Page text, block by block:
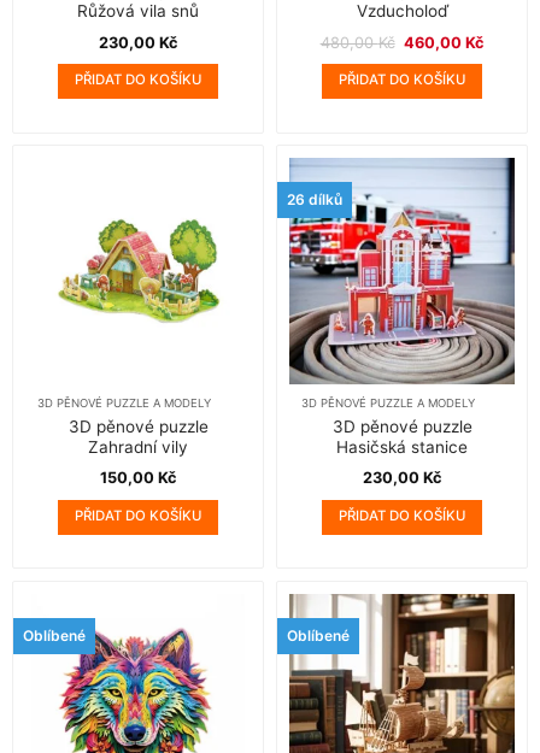
Růžová vila snů
230,00 Kč
PŘIDAT DO KOŠÍKU
Vzducholoď
480,00Kč Původní
cena
byla:
480,00 Kč.
460,00KčAktuální
PŘIDAT DO KOŠÍKU
3D PĚNOVÉ PUZZLE A MODELY
3D pěnové puzzle
Zahradní vily
150,00 Kč
PŘIDAT DO KOŠÍKU
26 dílků
3D PĚNOVÉ PUZZLE A MODELY
3D pěnové puzzle
Hasičská stanice
230,00 Kč
PŘIDAT DO KOŠÍKU
Oblíbené Oblíbené